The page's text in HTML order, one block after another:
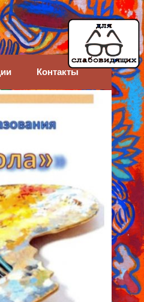
Контакты